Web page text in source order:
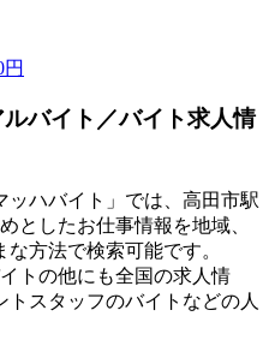
バイト／バイト求人情
ッハバイト」では、高田市駅
としたお仕事情報を地域、
方法で検索可能です。
トの他にも全国の求人情
スタッフのバイトなどの人